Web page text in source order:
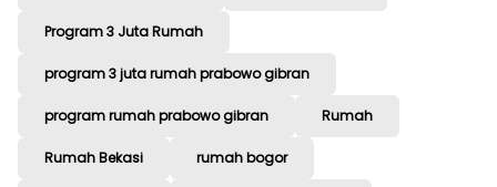
Program 3 Juta Rumah
program 3 juta rumah prabowo gibran
program rumah prabowo gibran Rumah
Rumah Bekasi rumah bogor